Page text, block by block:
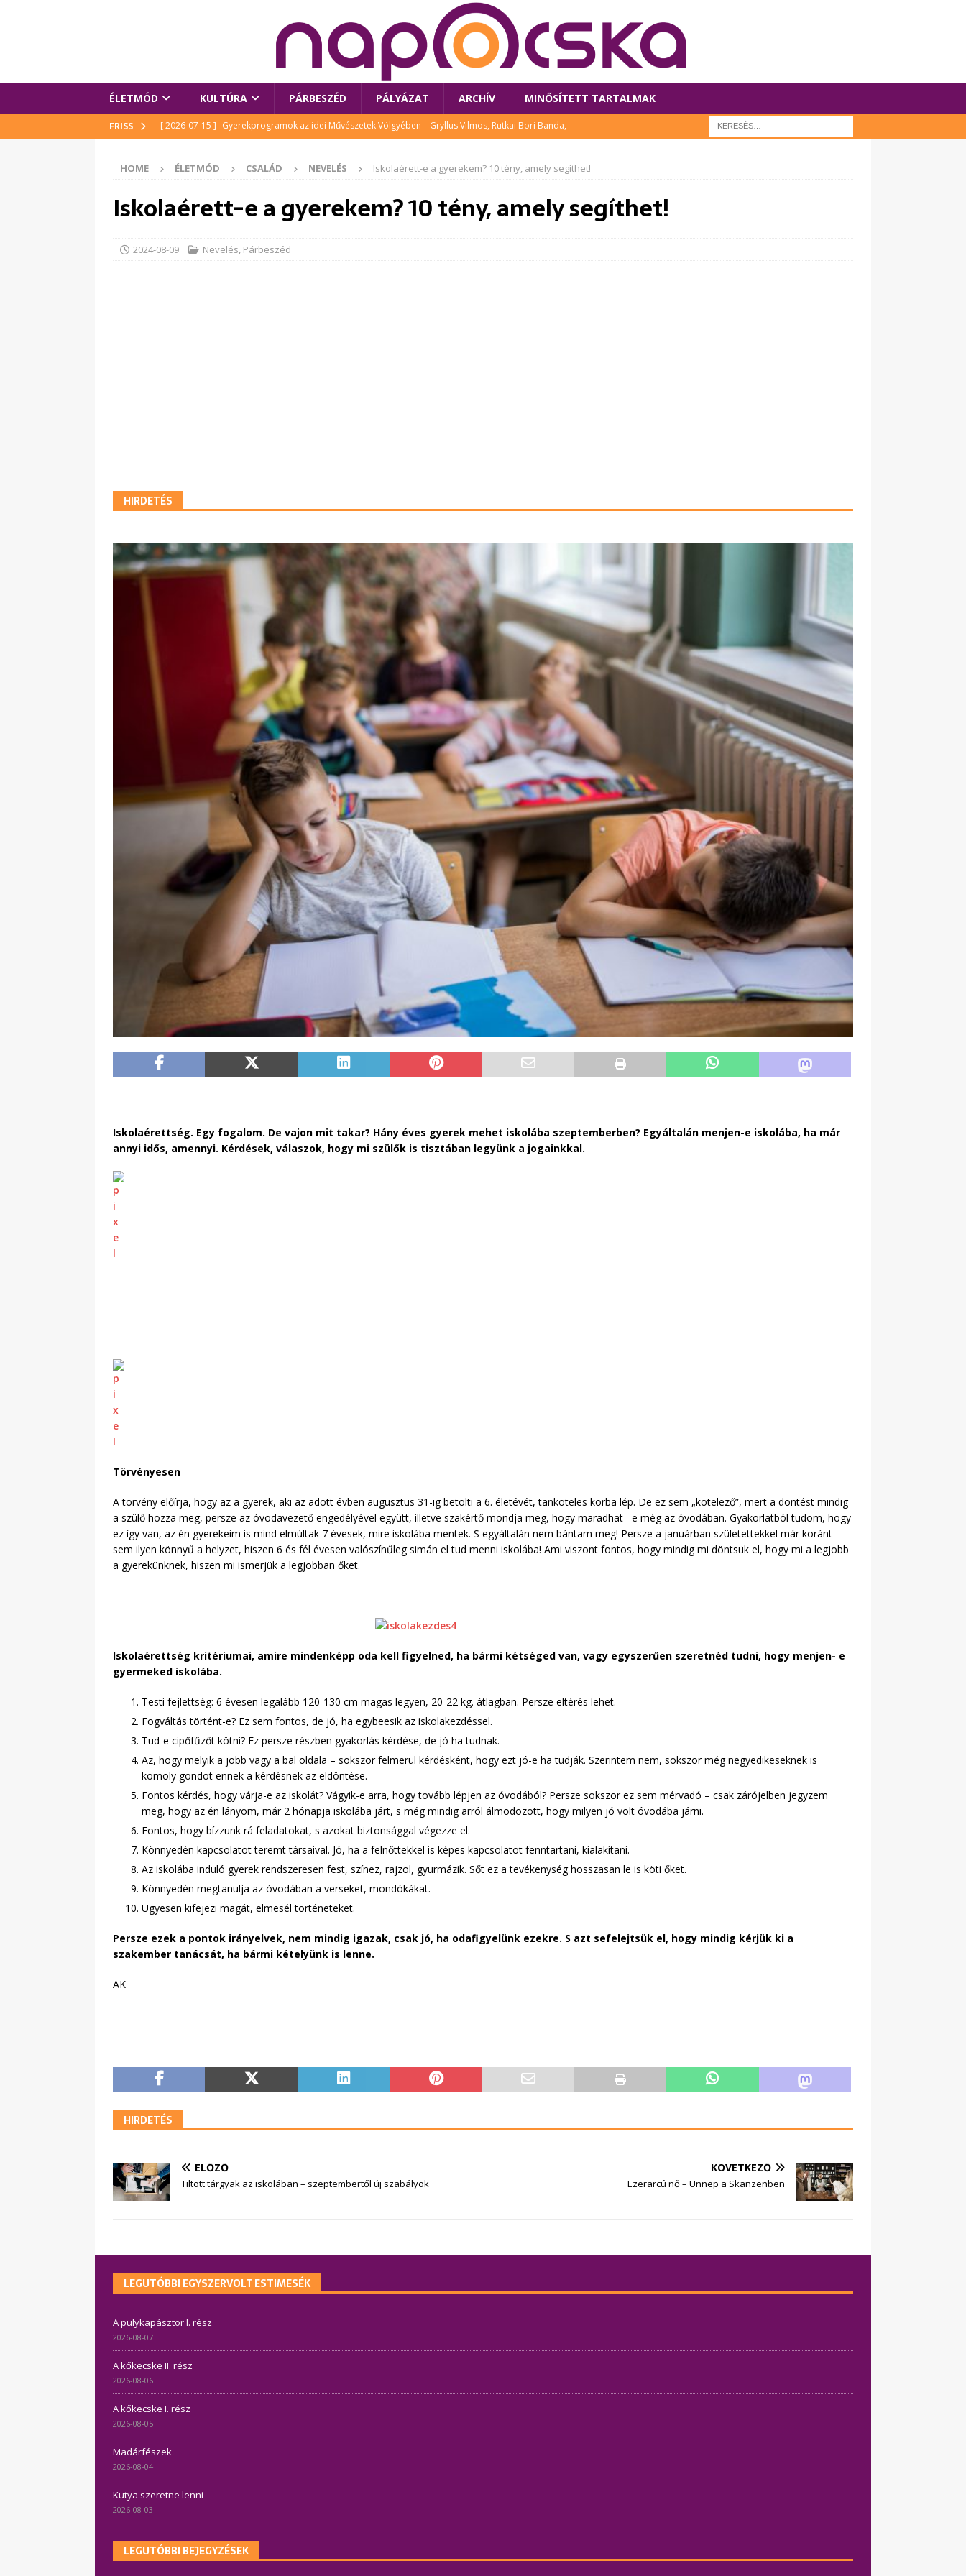
ÉLETMÓD KULTÚRA PÁRBESZÉD PÁLYÁZAT ARCHÍV MINŐSÍTETT TARTALMAK
FRISS [ 2026-07-15 ] Gyerekprogramok az idei Művészetek Völgyében – Gryllus Vilmos, Rutkai Bori Banda,
[ 2026-07-15 ]
Megújult köztérrel várja a látogatókat az idei Művészetek Völgye
CSALÁD
[ 2026-07-15 ]
Pihitér – megjelent Rutkai Bori Bandájának az új lemeze – interjú Rutkai Borival – koncert az
KULTÚRA
[ 2026-06-29 ] Apa kezdődik – Véssey Miklós író, költő idén a Művészetek Völgyében is fellép
HOME ÉLETMÓD CSALÁD NEVELÉS Iskolaérett-e a gyerekem? 10 tény, amely segíthet!
Iskolaérett-e a gyerekem? 10 tény, amely segíthet!
2024-08-09 Nevelés, Párbeszéd
HIRDETÉS
Iskolaérettség. Egy fogalom. De vajon mit takar? Hány éves gyerek mehet iskolába szeptemberben? Egyáltalán menjen-e iskolába, ha már
annyi idős, amennyi. Kérdések, válaszok, hogy mi szülők is tisztában legyünk a jogainkkal.
Törvényesen
A törvény előírja, hogy az a gyerek, aki az adott évben augusztus 31-ig betölti a 6. életévét, tanköteles korba lép. De ez sem „kötelező”, mert a döntést mindig
a szülő hozza meg, persze az óvodavezető engedélyével együtt, illetve szakértő mondja meg, hogy maradhat –e még az óvodában. Gyakorlatból tudom, hogy
ez így van, az én gyerekeim is mind elmúltak 7 évesek, mire iskolába mentek. S egyáltalán nem bántam meg! Persze a januárban születettekkel már koránt
sem ilyen könnyű a helyzet, hiszen 6 és fél évesen valószínűleg simán el tud menni iskolába! Ami viszont fontos, hogy mindig mi döntsük el, hogy mi a legjobb
a gyerekünknek, hiszen mi ismerjük a legjobban őket.
Iskolaérettség kritériumai, amire mindenképp oda kell figyelned, ha bármi kétséged van, vagy egyszerűen szeretnéd tudni, hogy menjen- e
gyermeked iskolába.
Testi fejlettség: 6 évesen legalább 120-130 cm magas legyen, 20-22 kg. átlagban. Persze eltérés lehet.
Fogváltás történt-e? Ez sem fontos, de jó, ha egybeesik az iskolakezdéssel.
Tud-e cipőfűzőt kötni? Ez persze részben gyakorlás kérdése, de jó ha tudnak.
Az, hogy melyik a jobb vagy a bal oldala – sokszor felmerül kérdésként, hogy ezt jó-e ha tudják. Szerintem nem, sokszor még negyedikeseknek is
komoly gondot ennek a kérdésnek az eldöntése.
Fontos kérdés, hogy várja-e az iskolát? Vágyik-e arra, hogy tovább lépjen az óvodából? Persze sokszor ez sem mérvadó – csak zárójelben jegyzem
meg, hogy az én lányom, már 2 hónapja iskolába járt, s még mindig arról álmodozott, hogy milyen jó volt óvodába járni.
Fontos, hogy bízzunk rá feladatokat, s azokat biztonsággal végezze el.
Könnyedén kapcsolatot teremt társaival. Jó, ha a felnőttekkel is képes kapcsolatot fenntartani, kialakítani.
Az iskolába induló gyerek rendszeresen fest, színez, rajzol, gyurmázik. Sőt ez a tevékenység hosszasan le is köti őket.
Könnyedén megtanulja az óvodában a verseket, mondókákat.
Ügyesen kifejezi magát, elmesél történeteket.
Persze ezek a pontok irányelvek, nem mindig igazak, csak jó, ha odafigyelünk ezekre. S azt sefelejtsük el, hogy mindig kérjük ki a
szakember tanácsát, ha bármi kételyünk is lenne.
AK
HIRDETÉS
ELŐZŐ
Tiltott tárgyak az iskolában – szeptembertől új szabályok
KÖVETKEZŐ
Ezerarcú nő – Ünnep a Skanzenben
LEGUTÓBBI EGYSZERVOLT ESTIMESÉK
A pulykapásztor I. rész
2026-08-07
A kőkecske II. rész
2026-08-06
A kőkecske I. rész
2026-08-05
Madárfészek
2026-08-04
Kutya szeretne lenni
2026-08-03
LEGUTÓBBI BEJEGYZÉSEK